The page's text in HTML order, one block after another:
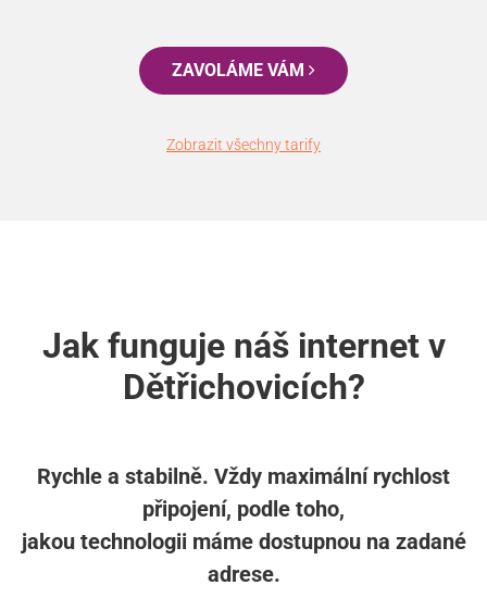
ZAVOLÁME VÁM
Zobrazit všechny tarify
Jak funguje náš internet v
Dětřichovicích?
Rychle a stabilně. Vždy maximální rychlost
připojení, podle toho,
jakou technologii máme dostupnou na zadané
adrese.